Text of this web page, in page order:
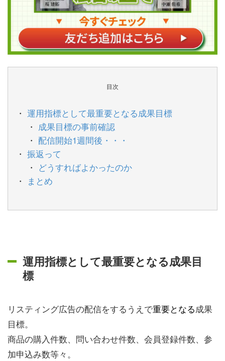
目次
運用指標として最重要となる成果目標
成果目標の事前確認
配信開始1週間後・・・
振返って
どうすればよかったのか
まとめ
運用指標として最重要となる成果目
標
リスティング広告の配信をするうえで重要となる成果
目標。
商品の購入件数、問い合わせ件数、会員登録件数、参
加申込み数等々。